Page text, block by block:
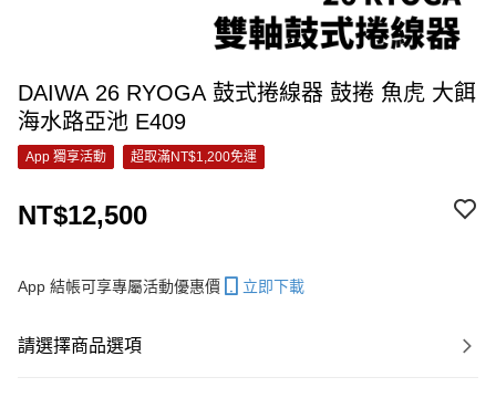
DAIWA 26 RYOGA 鼓式捲線器 鼓捲 魚虎 大餌
海水路亞池 E409
App 獨享活動 超取滿NT$1,200免運
NT$12,500
App 結帳可享專屬活動優惠價 立即下載
請選擇商品選項